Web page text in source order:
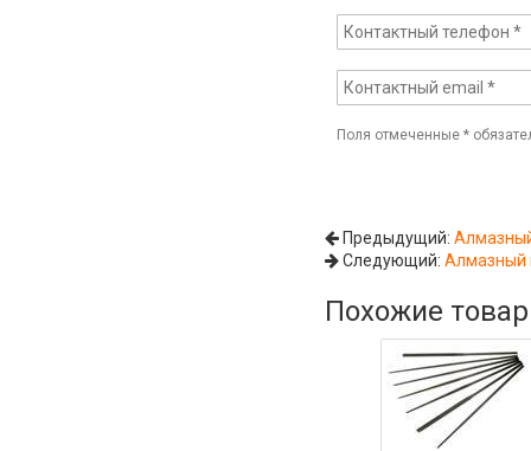
Поля отмеченные*
Предыдущий:
Следующий:Алмазный
Похожие